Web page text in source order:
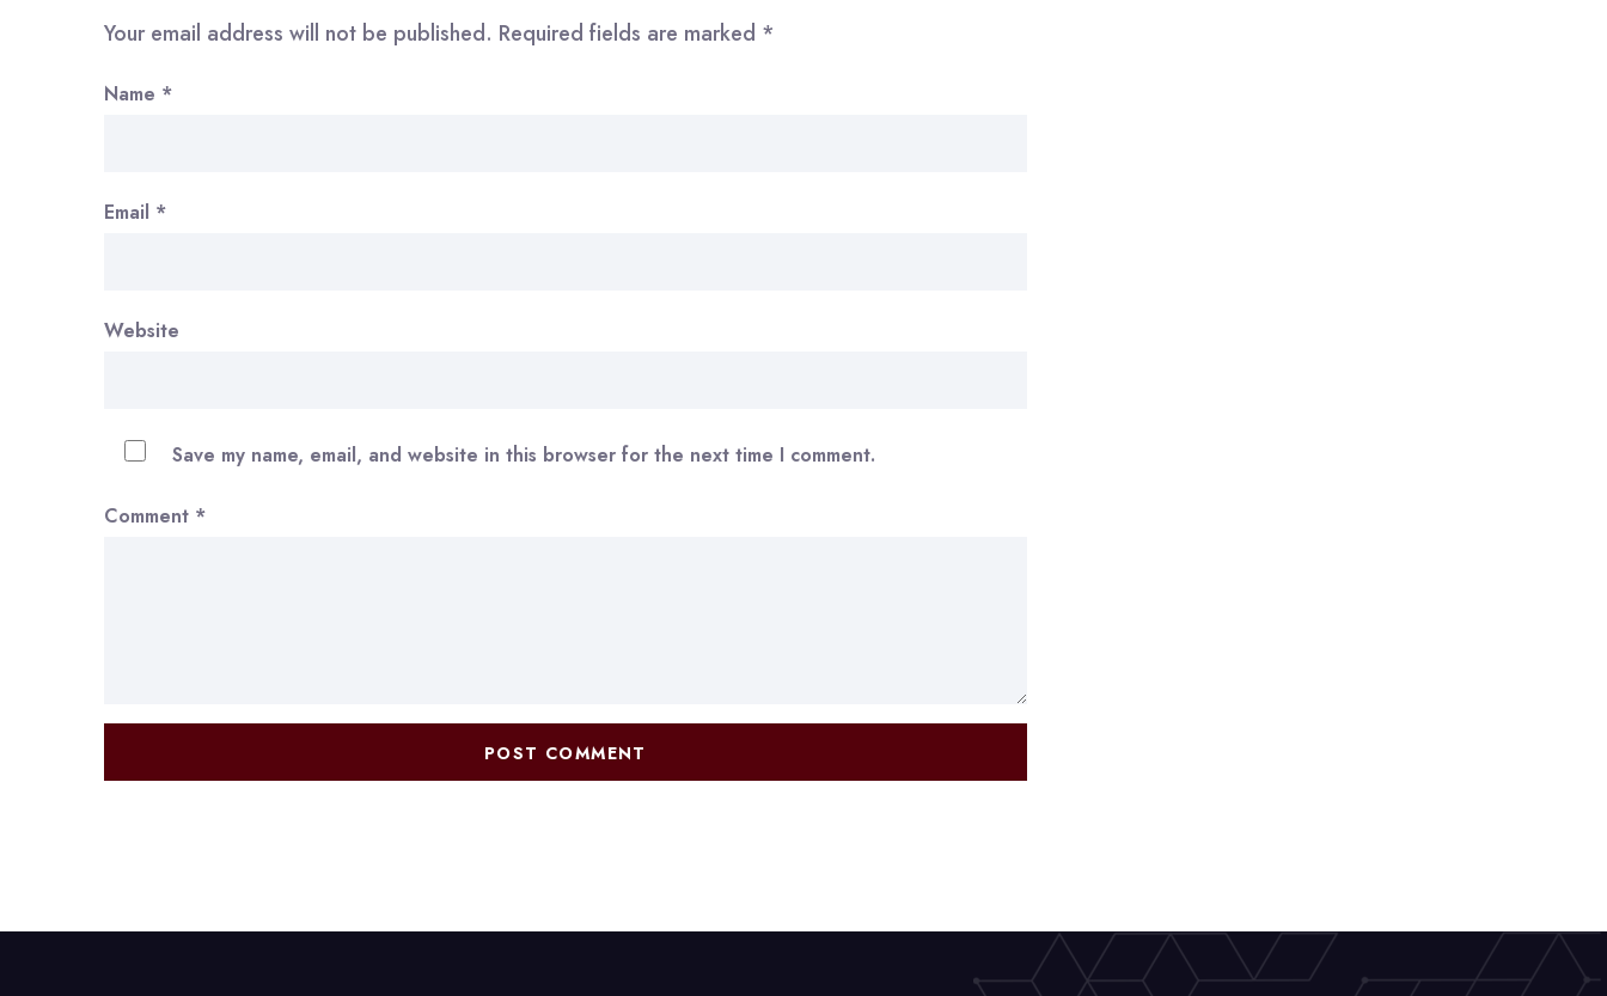
Your email address will not be published. Required fields are marked *
Name *
Email *
Website
Save my name, email, and website in this browser for the next time I comment.
Comment *